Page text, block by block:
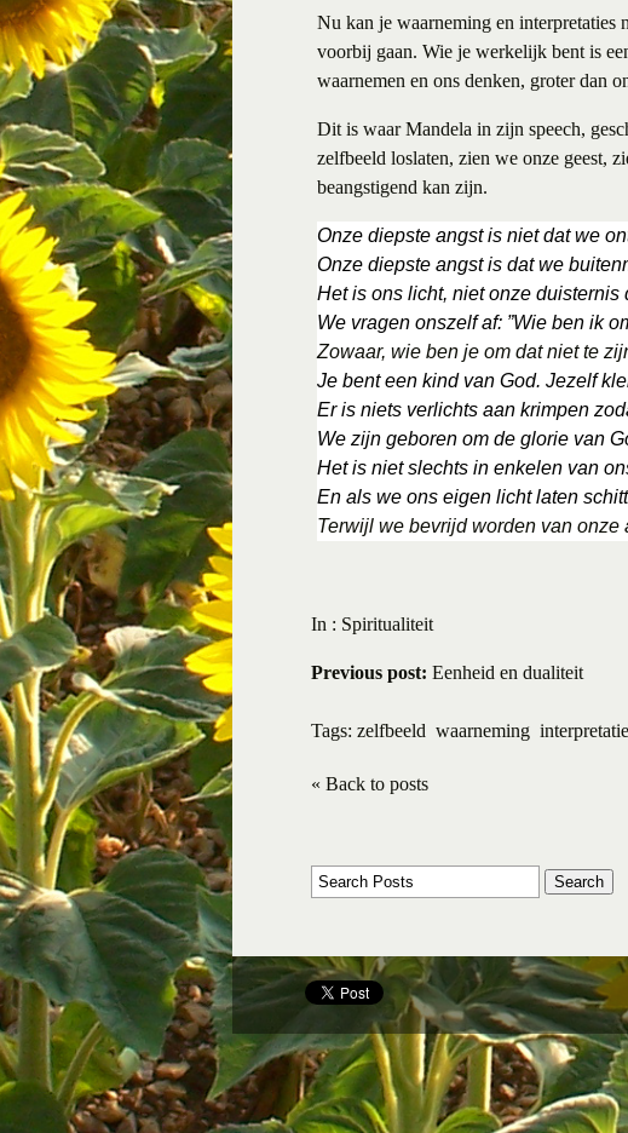
Nu kan je waarneming en interpretaties
voorbij gaan. Wie je werkelijk bent is
waarnemen en ons denken, groter dan
Dit is waar Mandela in zijn speech,
zelfbeeld loslaten, zien we onze geest,
beangstigend kan zijn.
Onze diepste angst is niet dat we
Onze diepste angst is dat we
Het is ons licht, niet onze duisternis
We vragen onszelf af: ”Wie ben ik
Zowaar, wie ben je om dat niet te
Je bent een kind van God. Jezelf
Er is niets verlichts aan krimpen
We zijn geboren om de glorie van
Het is niet slechts in enkelen van
En als we ons eigen licht laten
Terwijl we bevrijd worden van
In : Spiritualiteit
Previous post: Eenheid en dualiteit
Tags: zelfbeeld waarneming interpretatie
« Back to posts